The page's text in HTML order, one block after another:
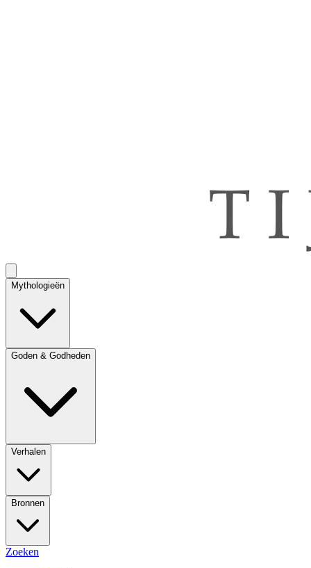
Mythologieën
Goden & Godheden
Verhalen
Bronnen
Zoeken